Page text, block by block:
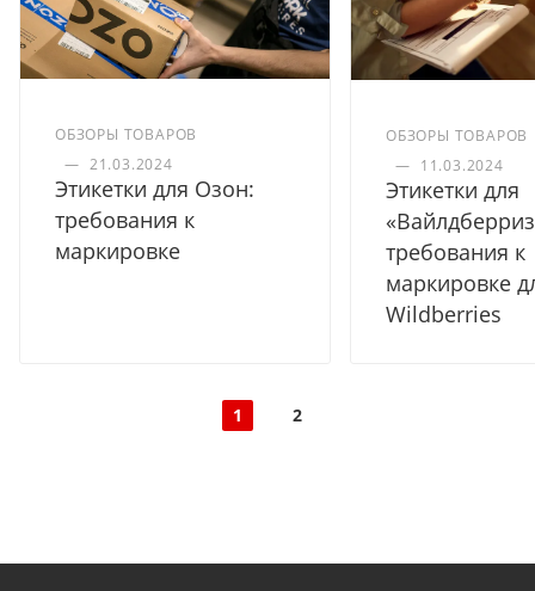
ОБЗОРЫ ТОВАРОВ
— 21.03.2024
Этикетки для Озон:
требования к
маркировке
ОБЗОРЫ ТОВАРОВ
— 11.03.2024
Этикетки для
требования к
маркировке
Wildberries
1 2